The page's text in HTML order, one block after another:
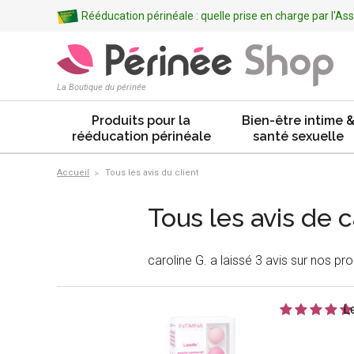
Rééducation périnéale : quelle prise en charge par
La Boutique du périnée
Produits pour la
rééducation périnéale
Bien-être intime &
santé sexuelle
Accueil Tous les avis du client
Tous les avis de
caroline G. a laissé 3 avis sur nos